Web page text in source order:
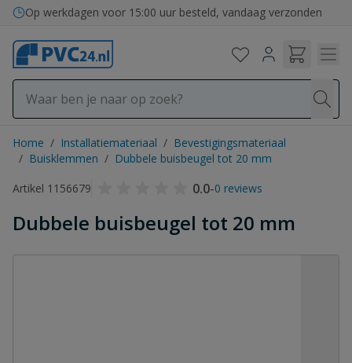
Ga naar de inhoud
Op werkdagen voor 15:00 uur besteld, vandaag verzonden
Home / Installatiemateriaal / Bevestigingsmateriaal
/ Buisklemmen / Dubbele buisbeugel tot 20 mm
Artikel 1156679
0.0-0 reviews
Dubbele buisbeugel tot 20 mm